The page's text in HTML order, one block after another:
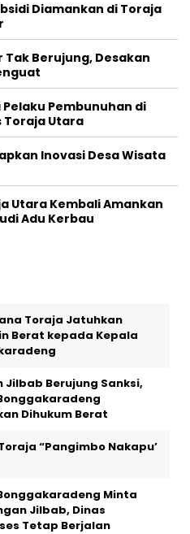
Diamankan di Toraja
Tak Berujung, Desakan
Pembunuhan di
Toraja Utara
Inovasi Desa Wisata
Utara Kembali Amankan
Adu Kerbau
Toraja Jatuhkan
Berat kepada Kepala
Jilbab Berujung Sanksi,
Dihukum Berat
“Pangimbo Nakapu’
Minta
Jilbab, Dinas
Tetap Berjalan